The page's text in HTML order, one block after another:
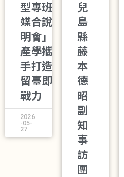
型專班
媒合說
明會」
產學攜
手打造
留臺即
戰力
2026
-05-
27
兒
島
縣
藤
本
德
昭
副
知
事
訪
團